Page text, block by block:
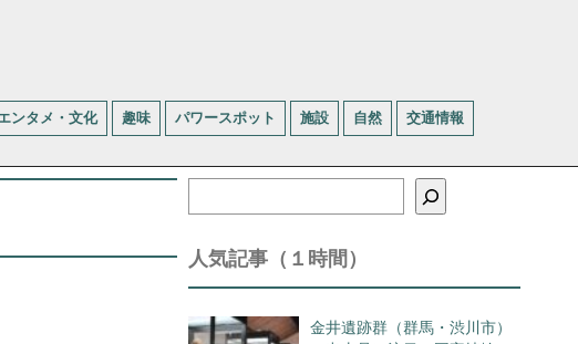
ンタメ・文化 趣味 パワースポット 施設 自然 交通情報
索
人気記事（１時間）
金井遺跡群（群馬・渋川市）